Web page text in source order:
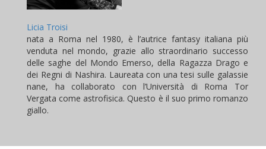
Licia Troisi
nata a Roma nel 1980, è l’autrice fantasy italiana più
venduta nel mondo, grazie allo straordinario successo
delle saghe del Mondo Emerso, della Ragazza Drago e
dei Regni di Nashira. Laureata con una tesi sulle galassie
nane, ha collaborato con l’Università di Roma Tor
Vergata come astrofisica. Questo è il suo primo romanzo
giallo.